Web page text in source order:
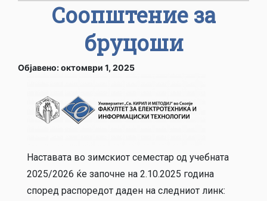
Соопштение за
бруцоши
Објавено: октомври 1, 2025
Наставата во зимскиот семестар од учебната
2025/2026 ќе започне на 2.10.2025 година
според распоредот даден на следниот линк: